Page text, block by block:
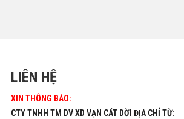
LIÊN HỆ
XIN THÔNG BÁO:
CTY TNHH TM DV XD VẠN CÁT DỜI ĐỊA CHỈ TỪ: